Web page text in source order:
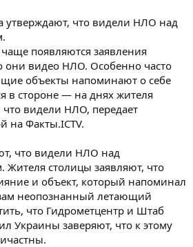
утверждают, что видели НЛО над
появляются заявления
они видео НЛО. Особенно часто
объекты напоминают о себе
в стороне — на днях жителя
видели НЛО, передает
на Факты.ICTV.
что видели НЛО над
Жителя столицы заявляют, что
и объект, который напоминал
неопознанный летающий
что Гидрометцентр и Штаб
Украины заверяют, что к этому